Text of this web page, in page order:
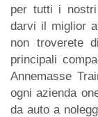
per tutti i
darvi il miglior
non troverete
principali
Annemasse
ogni azienda
da auto a